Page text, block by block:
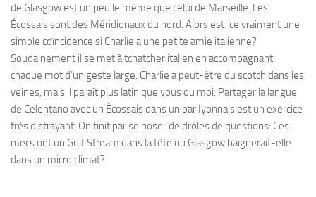
de Glasgow est un peu le même que celui de Marseille. Les
Écossais sont des Méridionaux du nord. Alors est-ce vraiment une
simple coïncidence si Charlie a une petite amie italienne?
Soudainement il se met à tchatcher italien en accompagnant
chaque mot d’un geste large. Charlie a peut-être du scotch dans les
veines, mais il paraît plus latin que vous ou moi. Partager la langue
de Celentano avec un Écossais dans un bar Iyonnais est un exercice
très distrayant. On finit par se poser de drôles de questions: Ces
mecs ont un Gulf Stream dans la tête ou Glasgow baignerait-elle
dans un micro climat?